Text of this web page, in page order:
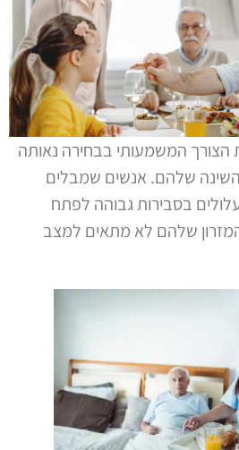
המשמעותי בבחירה נאותה
שלהם. אנשים שמבלים
בסבירות גבוהה לפתח
שלהם לא מתאים למצב